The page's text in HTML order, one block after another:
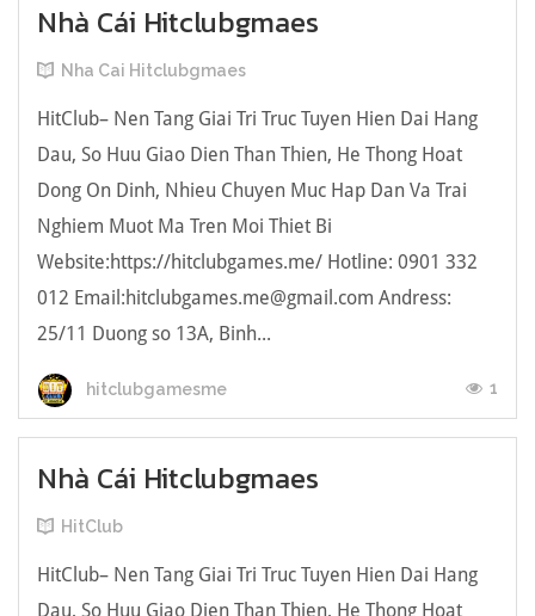
Nhà Cái Hitclubgmaes
Nha Cai Hitclubgmaes
HitClub– Nen Tang Giai Tri Truc Tuyen Hien Dai Hang
Dau, So Huu Giao Dien Than Thien, He Thong Hoat
Dong On Dinh, Nhieu Chuyen Muc Hap Dan Va Trai
Nghiem Muot Ma Tren Moi Thiet Bi
Website:https://hitclubgames.me/ Hotline: 0901 332
012 Email:hitclubgames.me@gmail.com Andress:
25/11 Duong so 13A, Binh...
hitclubgamesme 1
Nhà Cái Hitclubgmaes
HitClub
HitClub– Nen Tang Giai Tri Truc Tuyen Hien Dai Hang
Dau, So Huu Giao Dien Than Thien, He Thong Hoat